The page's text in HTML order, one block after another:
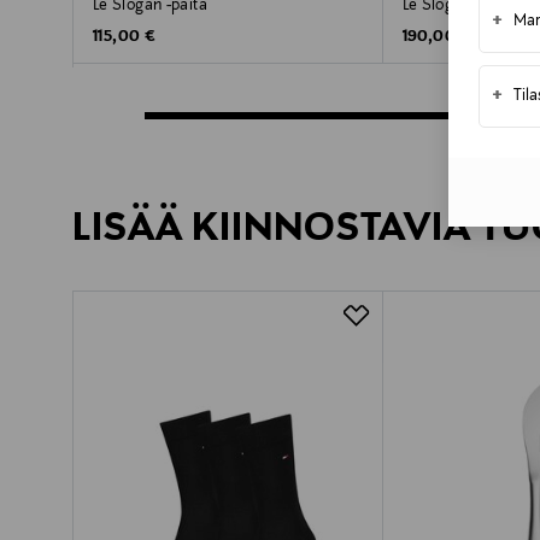
+
+
Le Slogan -paita
Original Price
115,00 €
Le Slogan -
Original Price
190,00 €
LISÄÄ KIINNOSTAVIA